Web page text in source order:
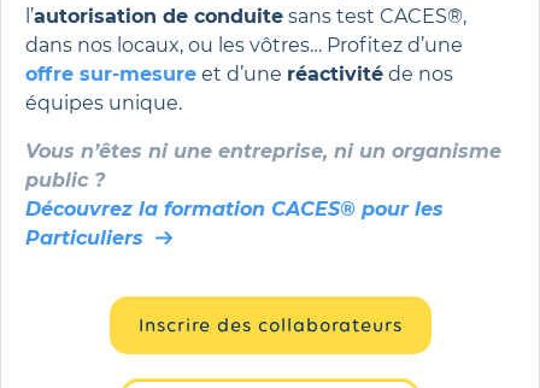
l’autorisation de conduite sans test CACES®,
dans nos locaux, ou les vôtres… Profitez d’une
offre sur-mesure et d’une réactivité de nos
équipes unique.
Vous n’êtes ni une entreprise, ni un organisme
public ?
Découvrez la formation CACES® pour les
Particuliers
Inscrire des collaborateurs